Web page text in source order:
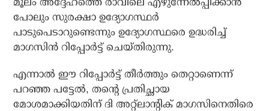
പോലും സുരക്ഷാ ഉദ്യോഗസ്ഥര്‍
പാടുപെടാറുണ്ടെന്നും ഉദ്യോഗസ്ഥരെ ഉദ്ധരിച്ച്
മാഗസിന്‍ റിപ്പോര്‍ട്ട് ചെയ്തിരുന്നു.
എന്നാല്‍ ഈ റിപ്പോര്‍ട്ട് തീര്‍ത്തും തെറ്റാണെന്ന്
പറഞ്ഞ പട്ടേല്‍, തന്റെ പ്രതിച്ഛായ
മോശമാക്കിയതിന് ദി അറ്റ്‌ലാന്റിക് മാഗസിനെതിരെ